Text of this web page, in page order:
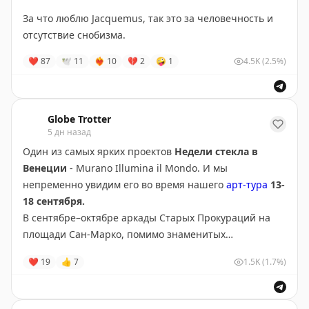
собирает обе истории на одной пицце: основа – из
печёных томатов, а поверх – капли майонеза со
крошка из паприки.
и пляжей, по которым разгуливают зебры – их
Голдсмит завез из Африки.
За что люблю Jacquemus, так это за человечность и
отсутствие снобизма.
❤ 87 🕊 11 ❤‍🔥 10 💔 2 🤪 1 4.5K(2.5%)
Globe Trotter
5 дн назад
Один из самых ярких проектов Недели стекла в
Венеции - Murano Illumina il Mondo. И мы
непременно увидим его во время нашего арт-тура 13-
18 сентября.
В сентябре–октябре аркады Старых Прокураций на
площади Сан-Марко, помимо знаменитых
колбы, будут освещать арт-люстры. Их создают
знаменитые художники, дизайнеры и архитекторы в
сотрудничестве с муранскими мастерскими. В этом
❤ 19 👍 7 1.5K(1.7%)